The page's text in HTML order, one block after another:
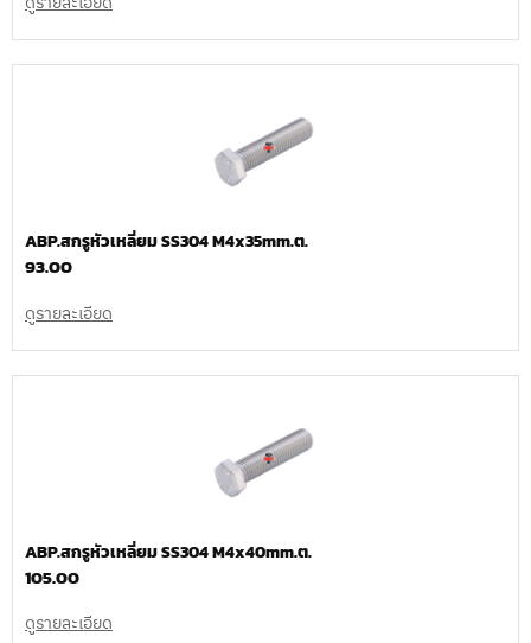
ABP.สกรูหัวเหลี่ยม SS304 M4x35mm.ต.
93.00
ดูรายละเอียด
ABP.สกรูหัวเหลี่ยม SS304 M4x40mm.ต.
105.00
ดูรายละเอียด